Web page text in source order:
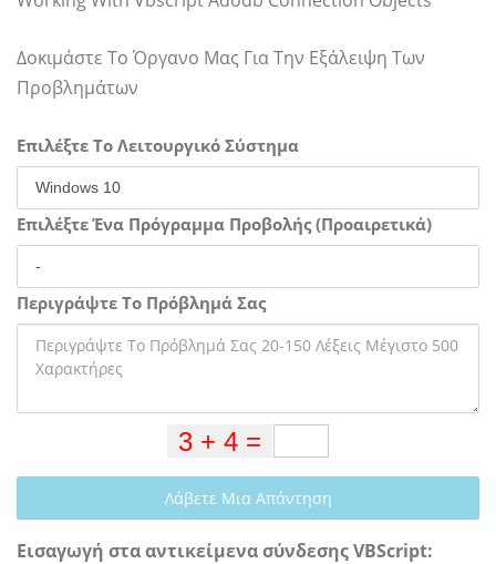
Δοκιμάστε Το Όργανο Μας Για Την Εξάλειψη Των
Προβλημάτων
Επιλέξτε Το Λειτουργικό Σύστημα
Επιλέξτε Ένα Πρόγραμμα Προβολής (Προαιρετικά)
Περιγράψτε Το Πρόβλημά Σας
Λάβετε Μια Απάντηση
Εισαγωγή στα αντικείμενα σύνδεσης VBScript: